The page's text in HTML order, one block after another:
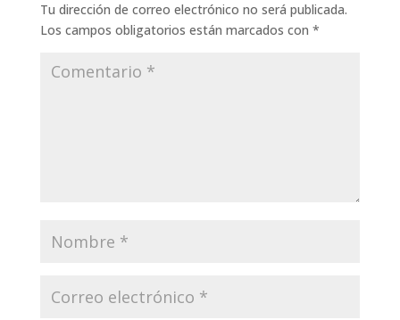
Tu dirección de correo electrónico no será publicada.
Los campos obligatorios están marcados con *